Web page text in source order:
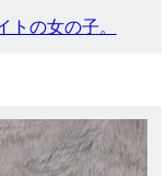
の女の子。